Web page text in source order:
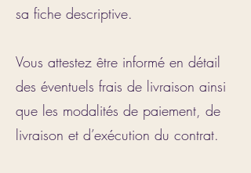
sa fiche descriptive.
Vous attestez être informé en détail
des éventuels frais de livraison ainsi
que les modalités de paiement, de
livraison et d’exécution du contrat.